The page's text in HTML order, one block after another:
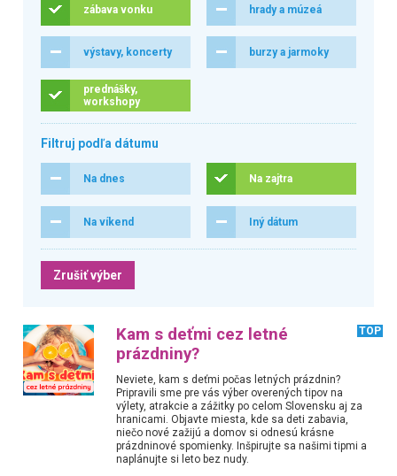
zábava vonku hrady a múzeá
výstavy, koncerty burzy a jarmoky
prednášky,
workshopy
Filtruj podľa dátumu
Na dnes Na zajtra
Na víkend Iný dátum
Zrušiť výber
Kam s deťmi cez letné
prázdniny?
TOP
Neviete, kam s deťmi počas letných prázdnin?
Pripravili sme pre vás výber overených tipov na
výlety, atrakcie a zážitky po celom Slovensku aj za
hranicami. Objavte miesta, kde sa deti zabavia,
niečo nové zažijú a domov si odnesú krásne
prázdninové spomienky. Inšpirujte sa našimi tipmi a
naplánujte si leto bez nudy.